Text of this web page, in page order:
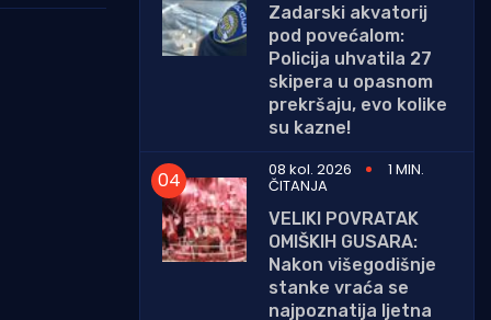
Zadarski akvatorij
pod povećalom:
Policija uhvatila 27
skipera u opasnom
prekršaju, evo kolike
su kazne!
08 kol. 2026
1 MIN.
ČITANJA
VELIKI POVRATAK
OMIŠKIH GUSARA:
Nakon višegodišnje
stanke vraća se
najpoznatija ljetna